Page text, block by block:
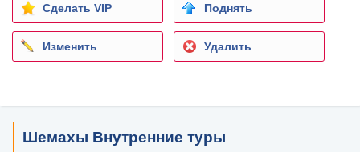
Сделать VIP Поднять
Изменить Удалить
Шемахы Внутренние туры